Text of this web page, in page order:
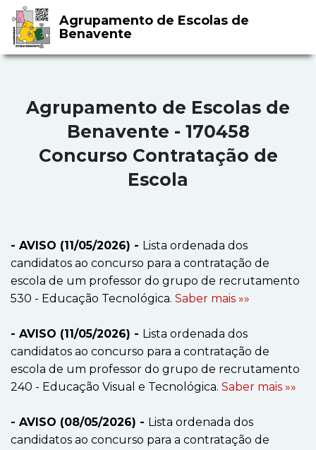
Agrupamento de Escolas de
Benavente
Agrupamento de Escolas de
Benavente - 170458
Concurso Contratação de
Escola
- AVISO (11/05/2026) - Lista ordenada dos
candidatos ao concurso para a contratação de
escola de um professor do grupo de recrutamento
530 - Educação Tecnológica. Saber mais »»
- AVISO (11/05/2026) - Lista ordenada dos
candidatos ao concurso para a contratação de
escola de um professor do grupo de recrutamento
240 - Educação Visual e Tecnológica. Saber mais »»
- AVISO (08/05/2026) - Lista ordenada dos
candidatos ao concurso para a contratação de